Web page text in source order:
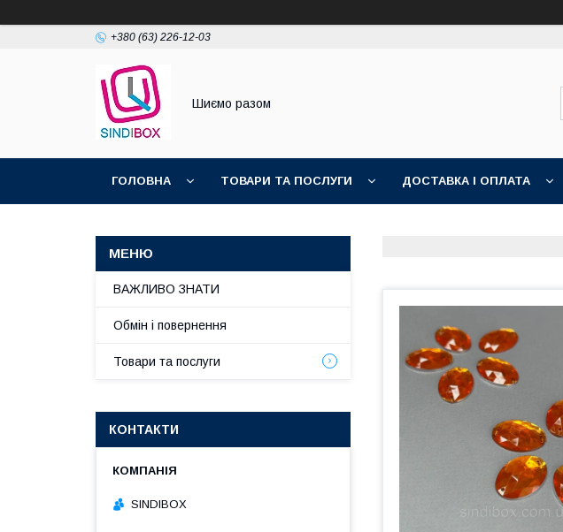
+380 (63) 226-12-03
Шиємо разом
ГОЛОВНА ТОВАРИ ТА ПОСЛУГИ ДОСТАВКА І ОПЛАТА
ВАЖЛИВО ЗНАТИ
Обмін і повернення
Товари та послуги
КОНТАКТИ
SINDIBOX